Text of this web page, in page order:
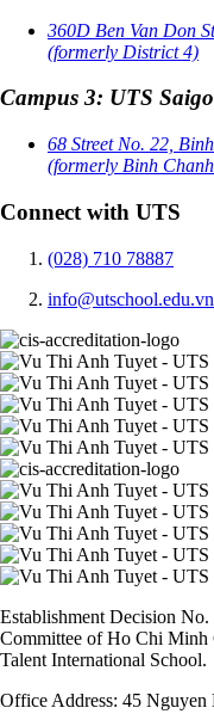
360D Ben Van Don
(formerly District 4)
Campus 3: UTS
68 Street No. 22,
(formerly Binh
Connect with UTS
(028) 710 78887
info@utschool.edu.vn
Establishment Decision
Committee of Ho Chi
Talent International School.
Office Address: 45